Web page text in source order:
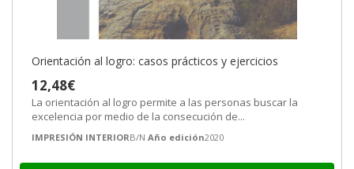
Orientación al logro: casos prácticos y ejercicios
12,48€
La orientación al logro permite a las personas buscar la
excelencia por medio de la consecución de...
IMPRESIÓN INTERIORB/N Año edición2020